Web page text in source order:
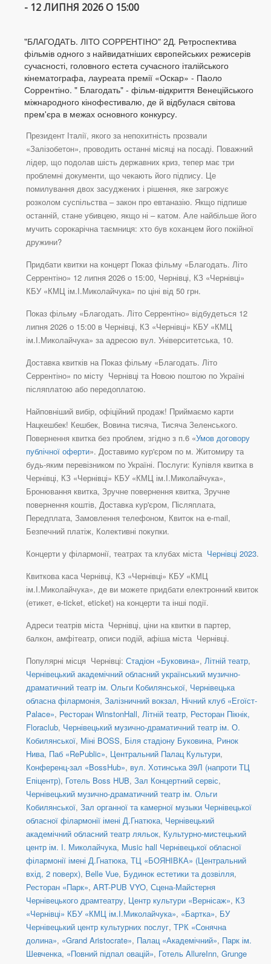
- 12 ЛИПНЯ 2026 О 15:00
"БЛАГОДАТЬ. ЛІТО СОРРЕНТІНО" 2Д. Ретроспектива
фільмів одного з найвидатніших європейських режисерів
сучасності, головного естета сучасного італійського
кінематографа, лауреата премії «Оскар» - Паоло
Соррентіно. " Благодать" - фільм-відкриття Венеційського
міжнародного кінофестивалю, де й відбулася світова
прем'єра в межах основного конкурсу.
Президент Італії, якого за непохитність прозвали
«Залізобетон», проводить останні місяці на посаді. Поважний
лідер, що подолав шість державних криз, тепер має три
проблемні документи, що чекають його підпису. Це
помилування двох засуджених і рішення, яке загрожує
розколом суспільства – закон про евтаназію. Якщо підпише
останній, стане убивцею, якщо ні – катом. Але найбільше його
мучить сорокарічна таємниця: хто був коханцем його покійної
дружини?
Придбати квитки на концерт Показ фільму «Благодать. Літо
Серрентіно» 12 липня 2026 о 15:00, Чернівці, КЗ «Чернівці»
КБУ «КМЦ ім.І.Миколайчука» по ціні від 50 грн.
Показ фільму «Благодать. Літо Серрентіно» відбудеться 12
липня 2026 о 15:00 в Чернівці, КЗ «Чернівці» КБУ «КМЦ
ім.І.Миколайчука» за адресою вул. Університетська, 10.
Доставка квитків на Показ фільму «Благодать. Літо
Серрентіно» по місту Чернівці та Новою поштою по Україні
післяплатою або передоплатою.
Найповніший вибір, офіційний продаж! Приймаємо карти
Нацкешбек! Кешбек, Вовина тисяча, Тисяча Зеленського.
Повернення квитка без проблем, згідно з п.6 «Умов договору
публічної оферти». Доставимо кур'єром по м. Житомиру та
будь-яким перевізником по Україні. Послуги: Купівля квитка в
Чернівці, КЗ «Чернівці» КБУ «КМЦ ім.І.Миколайчука»,
Бронювання квитка, Зручне повернення квитка, Зручне
повернення коштів, Доставка кур'єром, Післяплата,
Передплата, Замовлення телефоном, Квиток на e-mail,
Безпечний платіж, Колективні покупки.
Концерти у філармонії, театрах та клубах міста Чернівці 2023.
Квиткова каса Чернівці, КЗ «Чернівці» КБУ «КМЦ
ім.І.Миколайчука», де ви можете придбати електронний квиток
(етикет, e-ticket, eticket) на концерти та інші події.
Адреси театрів міста Чернівці, ціни на квитки в партер,
балкон, амфітеатр, описи подій, афіша міста Чернівці.
Популярні місця Чернівці: Стадіон «Буковина», Літній театр,
Чернівецький академічний обласний український музично-
драматичний театр ім. Ольги Кобилянської, Чернівецька
обласна філармонія, Залізничний вокзал, Нічний клуб «Егоїст-
Palace», Ресторан WinstonHall, Літній театр, Ресторан Пікнік,
Floraclub, Чернівецький музично-драматичний театр ім. О.
Кобилянської, Міні BOSS, Біля стадіону Буковина, Ринок
Нива, Паб «RePublic», Центральний Палац Культури,
Конференц-зал «BossHub», вул. Хотинська 39Л (напроти ТЦ
Епіцентр), Готель Boss HUB, Зал Концертний сервіс,
Чернівецький музично-драматичний театр ім. Ольги
Кобилянської, Зал органної та камерної музыки Чернівецької
обласної філармонії імені Д.Гнатюка, Чернівецький
академічний обласний театр ляльок, Культурно-мистецький
центр ім. І. Миколайчука, Music hall Чернівецької обласної
філармонії імені Д.Гнатюка, ТЦ «БОЯНІВКА» (Центральний
вхід, 2 поверх), Belle Vue, Будинок естетики та дозвілля,
Ресторан «Парк», ART-PUB VYO, Сцена-Майстерня
Чернівецького драмтеатру, Центр культури «Вернісаж», КЗ
«Чернівці» КБУ «КМЦ ім.І.Миколайчука», «Бартка», БУ
Чернівецький центр культурних послуг, ТРК «Сонячна
долина», «Grand Aristocrate», Палац «Академічний», Парк ім.
Шевченка, «Повний підпал овацій», Готель AllureInn, Grunge